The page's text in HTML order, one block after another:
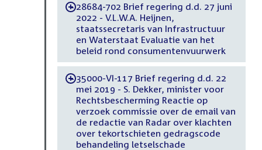
-28684-702 Brief regering d.d. 27 juni
2022 - V.L.W.A. Heijnen,
staatssecretaris van Infrastructuur
en Waterstaat Evaluatie van het
beleid rond consumentenvuurwerk
-35000-VI-117 Brief regering d.d. 22
mei 2019 - S. Dekker, minister voor
Rechtsbescherming Reactie op
verzoek commissie over de email van
de redactie van Radar over klachten
over tekortschieten gedragscode
behandeling letselschade